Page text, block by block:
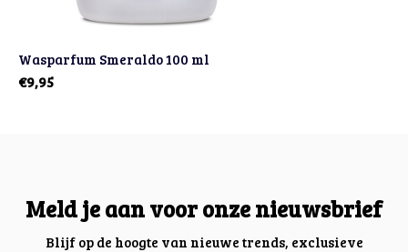
Wasparfum Smeraldo 100 ml
€9,95
Meld je aan voor onze nieuwsbrief
Blijf op de hoogte van nieuwe trends, exclusieve